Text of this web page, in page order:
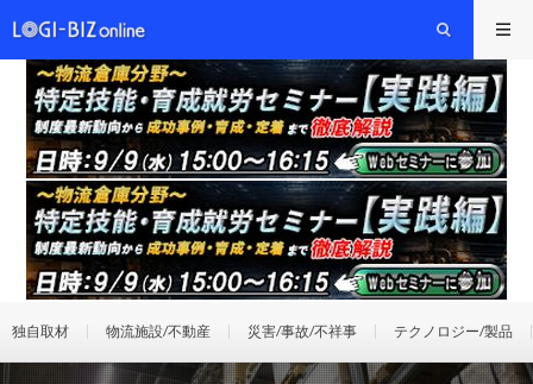
独自取材 物流施設/不動産 災害/事故/不祥事 テクノロジー/製品